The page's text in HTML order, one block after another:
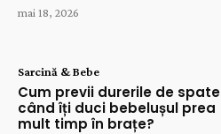
mai 18, 2026
Sarcină & Bebe
Cum previi durerile de spate
când îți duci bebelușul prea
mult timp în brațe?